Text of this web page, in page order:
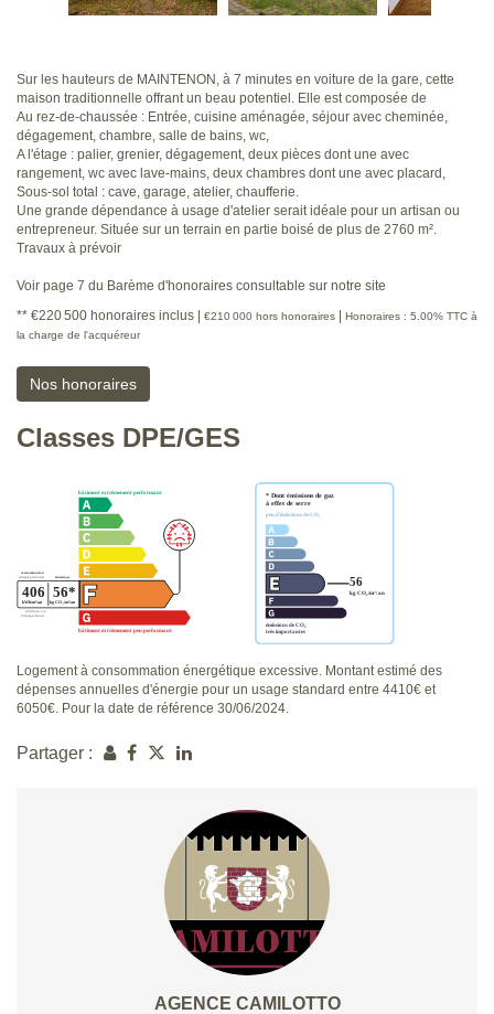
Sur les hauteurs de MAINTENON, à 7 minutes en voiture de la gare, cette
maison traditionnelle offrant un beau potentiel. Elle est composée de
Au rez-de-chaussée : Entrée, cuisine aménagée, séjour avec cheminée,
dégagement, chambre, salle de bains, wc,
A l'étage : palier, grenier, dégagement, deux pièces dont une avec
rangement, wc avec lave-mains, deux chambres dont une avec placard,
Sous-sol total : cave, garage, atelier, chaufferie.
Une grande dépendance à usage d'atelier serait idéale pour un artisan ou
entrepreneur. Située sur un terrain en partie boisé de plus de 2760 m².
Travaux à prévoir
Voir page 7 du Barème d'honoraires consultable sur notre site
** €220 500 honoraires inclus €210 000 hors honoraires
Honoraires : 5.00% TTC à
la charge de l'acquéreur
Nos honoraires
Classes DPE/GES
Logement à consommation énergétique excessive. Montant estimé des
dépenses annuelles d'énergie pour un usage standard entre 4410€ et
6050€. Pour la date de référence 30/06/2024.
Partager :
AGENCE CAMILOTTO